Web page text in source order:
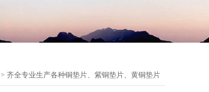
> 齐全专业生产各种铜垫片、紫铜垫片、黄铜垫片